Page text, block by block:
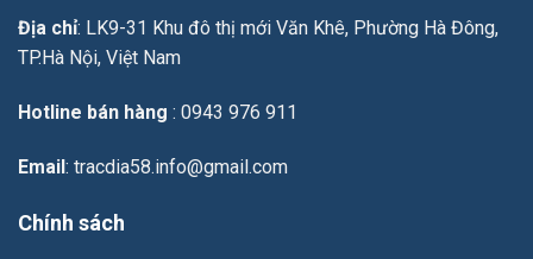
Địa chỉ: LK9-31 Khu đô thị mới Văn Khê, Phường Hà Đông,
TP.Hà Nội, Việt Nam
Hotline bán hàng : 0943 976 911
Email: tracdia58.info@gmail.com
Chính sách